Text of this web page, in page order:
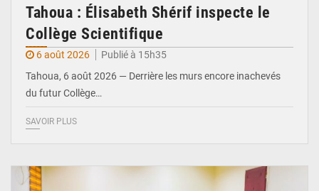
Tahoua : Élisabeth Shérif inspecte le
Collège Scientifique
6 août 2026
Publié à 15h35
Tahoua, 6 août 2026 — Derrière les murs encore inachevés
du futur Collège…
SAVOIR PLUS